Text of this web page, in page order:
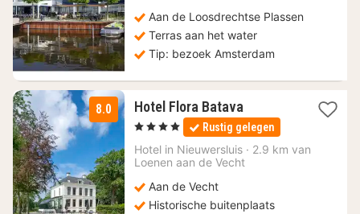
Aan de Loosdrechtse Plassen
Terras aan het water
Tip: bezoek Amsterdam
8.0 Hotel Flora Batava1
nacht
vanaf
171,20
€
, 4 Sterren Rustig gelegen
Hotel in Nieuwersluis · 2.9 km van
Loenen aan de Vecht
Aan de Vecht
Historische buitenplaats